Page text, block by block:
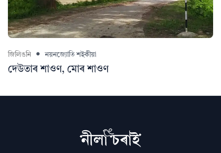
জিলিঙনি নয়নজ্যোতি শইকীয়া
দেউতাৰ শাওণ, মোৰ শাওণ